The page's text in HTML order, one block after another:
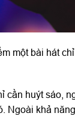
một bài hát
cần huýt sáo,
Ngoài khả